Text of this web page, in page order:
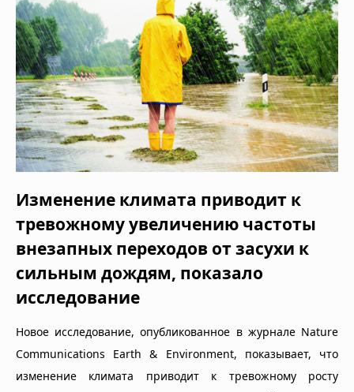
Изменение климата приводит к
тревожному увеличению частоты
внезапных переходов от засухи к
сильным дождям, показало
исследование
Новое исследование, опубликованное в журнале Nature
Communications Earth & Environment, показывает, что
изменение климата приводит к тревожному росту